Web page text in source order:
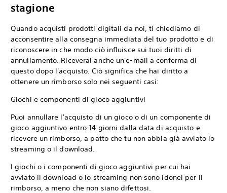
stagione
Quando acquisti prodotti digitali da noi, ti chiediamo di
acconsentire alla consegna immediata del tuo prodotto e di
riconoscere in che modo ciò influisce sui tuoi diritti di
annullamento. Riceverai anche un'e-mail a conferma di
questo dopo l'acquisto. Ciò significa che hai diritto a
ottenere un rimborso solo nei seguenti casi:
Giochi e componenti di gioco aggiuntivi
Puoi annullare l'acquisto di un gioco o di un componente di
gioco aggiuntivo entro 14 giorni dalla data di acquisto e
ricevere un rimborso, a patto che tu non abbia già avviato lo
streaming o il download.
I giochi o i componenti di gioco aggiuntivi per cui hai
avviato il download o lo streaming non sono idonei per il
rimborso, a meno che non siano difettosi.